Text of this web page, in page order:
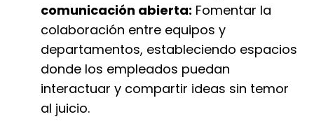
comunicación abierta: Fomentar la
colaboración entre equipos y
departamentos, estableciendo espacios
donde los empleados puedan
interactuar y compartir ideas sin temor
al juicio.